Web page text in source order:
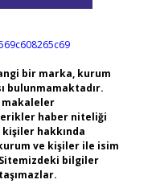
bir marka, kurum
bulunmamaktadır.
makaleler
haber niteliği
hakkında
ve kişiler ile isim
bilgiler